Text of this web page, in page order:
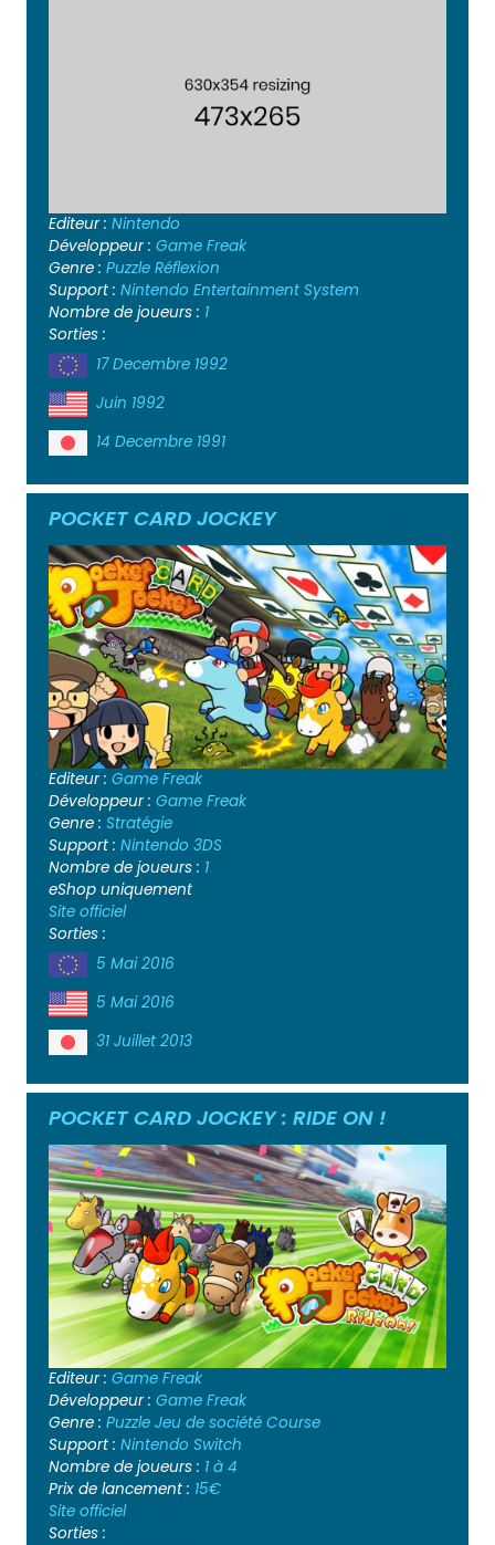
Editeur : Nintendo
Développeur : Game Freak
Genre : Puzzle Réflexion
Support : Nintendo Entertainment System
Nombre de joueurs : 1
Sorties :
17 Decembre 1992
Juin 1992
14 Decembre 1991
POCKET CARD JOCKEY
Editeur : Game Freak
Développeur : Game Freak
Genre : Stratégie
Support : Nintendo 3DS
Nombre de joueurs : 1
eShop uniquement
Site officiel
Sorties :
5 Mai 2016
5 Mai 2016
31 Juillet 2013
POCKET CARD JOCKEY : RIDE ON !
Editeur : Game Freak
Développeur : Game Freak
Genre : Puzzle Jeu de société Course
Support : Nintendo Switch
Nombre de joueurs : 1 à 4
Prix de lancement : 15€
Site officiel
Sorties :